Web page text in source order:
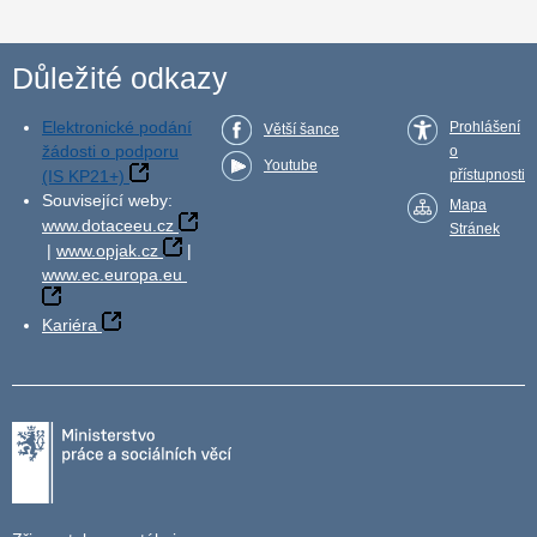
Důležité odkazy
Elektronické podání
žádosti o podporu
(IS KP21+)
Související weby:
www.dotaceeu.cz
| www.opjak.cz
|
www.ec.europa.eu
Kariéra
Větší šance
Youtube
Prohlášení
o
přístupnosti
Mapa
Stránek